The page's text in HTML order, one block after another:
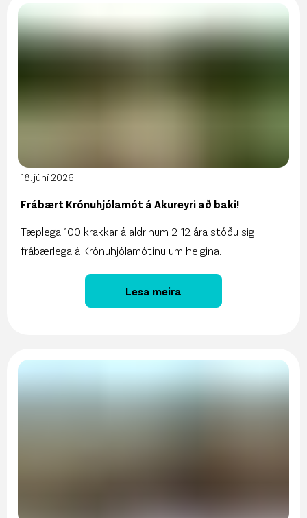
18. júní 2026
Frábært Krónuhjólamót á Akureyri að baki!
Tæplega 100 krakkar á aldrinum 2-12 ára stóðu sig
frábærlega á Krónuhjólamótinu um helgina.
Lesa meira